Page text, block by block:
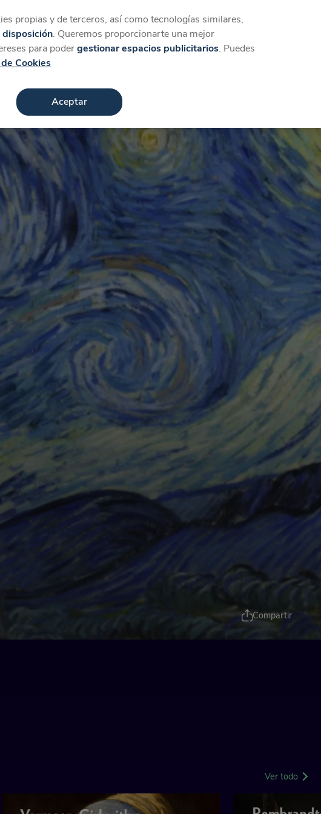
Iniciar sesión Crear cuenta
Compartir
Ver todo
propias y de terceros, así como tecnologías similares,
. Queremos proporcionarte una mejor
para podergestionar espacios publicitarios. Puedes
Cookies
Aceptar